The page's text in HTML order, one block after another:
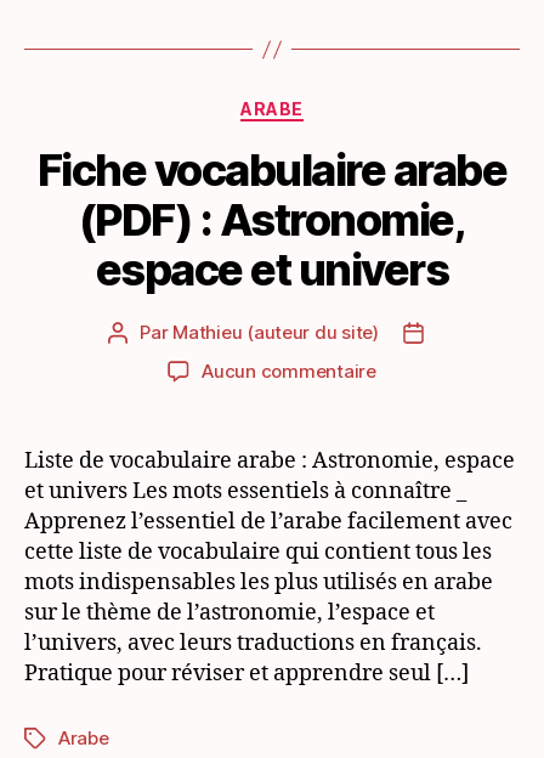
Catégories
ARABE
Fiche vocabulaire arabe
(PDF) : Astronomie,
espace et univers
Auteur
l’article
Par Mathieu (auteur du site)
Date
Aucun commentairesur
arabe
(PDF)
:
Astronomie,
espace
et
univers
Liste de vocabulaire arabe : Astronomie, espace
et univers Les mots essentiels à connaître _
Apprenez l’essentiel de l’arabe facilement avec
cette liste de vocabulaire qui contient tous les
mots indispensables les plus utilisés en arabe
sur le thème de l’astronomie, l’espace et
l’univers, avec leurs traductions en français.
Pratique pour réviser et apprendre seul […]
Étiquettes
Arabe